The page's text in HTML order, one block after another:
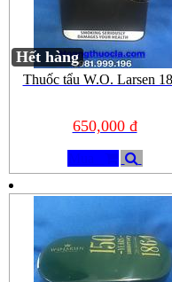
Hết hàng
Thuốc tẩu W.O. Larsen
650,000 đ